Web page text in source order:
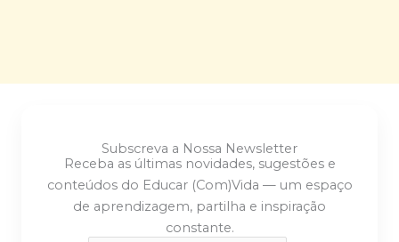
Subscreva a Nossa Newsletter
Receba as últimas novidades, sugestões e
conteúdos do Educar (Com)Vida — um espaço
de aprendizagem, partilha e inspiração
constante.